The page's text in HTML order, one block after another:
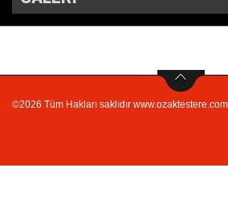
©2026 Tüm Hakları saklıdır